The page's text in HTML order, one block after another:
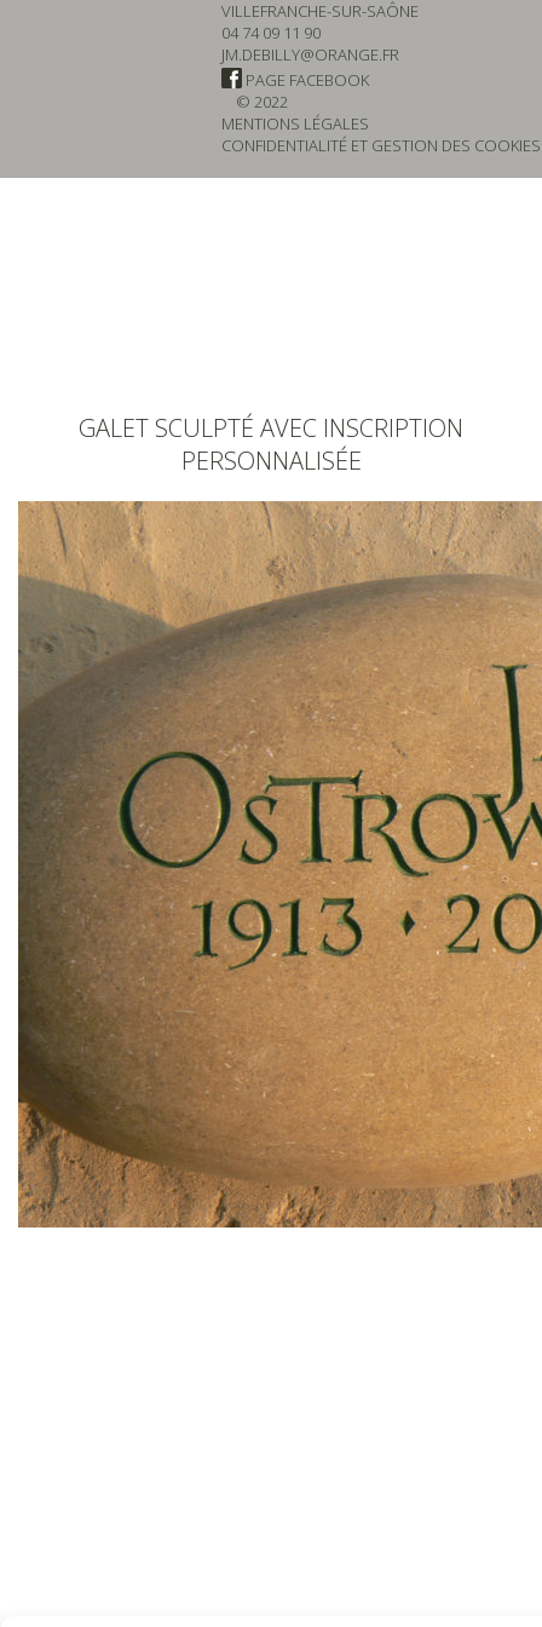
VILLEFRANCHE-SUR-SAÔNE
04 74 09 11 90
JM.DEBILLY@ORANGE.FR
PAGE FACEBOOK
© 2022
MENTIONS LÉGALES
CONFIDENTIALITÉ ET GESTION DES COOKIES
GALET SCULPTÉ AVEC INSCRIPTION
PERSONNALISÉE